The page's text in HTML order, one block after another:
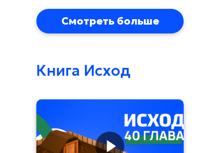
Смотреть больше
Книга Исход